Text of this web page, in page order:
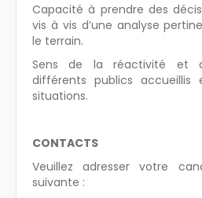
Capacité à prendre des
vis à vis d’une analyse
le terrain.
Sens de la réactivité et
différents publics accueillis
situations.
CONTACTS
Veuillez adresser votre
suivante :